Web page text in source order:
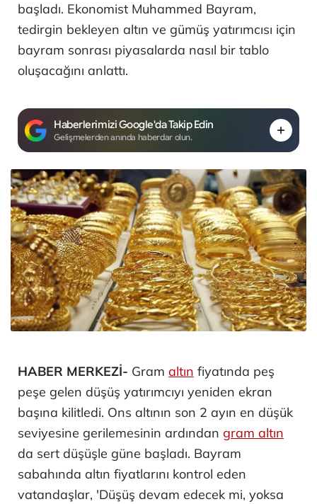
başladı. Ekonomist Muhammed Bayram,
tedirgin bekleyen altın ve gümüş yatırımcısı için
bayram sonrası piyasalarda nasıl bir tablo
oluşacağını anlattı.
Haberlerimizi Google'da Takip Edin
Gelişmelerden anında haberdar olun.
HABER MERKEZİ- Gram altın fiyatında peş
peşe gelen düşüş yatırımcıyı yeniden ekran
başına kilitledi. Ons altının son 2 ayın en düşük
seviyesine gerilemesinin ardından gram altın
da sert düşüşle güne başladı. Bayram
sabahında altın fiyatlarını kontrol eden
vatandaşlar, 'Düşüş devam edecek mi, yoksa